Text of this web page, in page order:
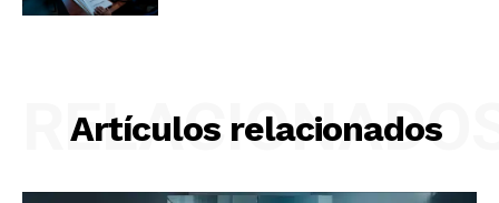
Artículos relacionados